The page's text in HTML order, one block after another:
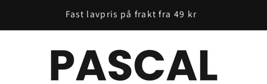
Fast lavpris på frakt fra 49 kr